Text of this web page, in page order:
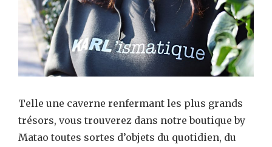
et
Telle une caverne renfermant les plus grands
trésors, vous trouverez dans notre boutique by
Matao toutes sortes d’objets du quotidien, du